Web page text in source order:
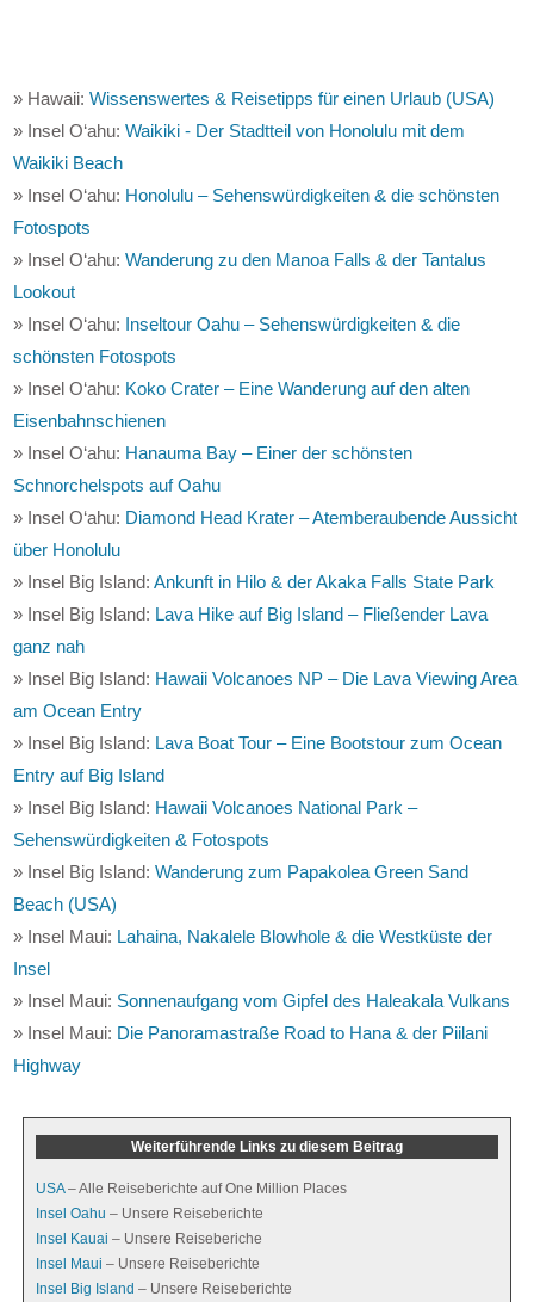
» Hawaii:Wissenswertes & Reisetipps für einen Urlaub (USA)
» Insel O‘ahu:Waikiki - Der Stadtteil von Honolulu mit dem
Waikiki Beach
» Insel O‘ahu: Honolulu – Sehenswürdigkeiten & die schönsten
Fotospots
» Insel O‘ahu:Wanderung zu den Manoa Falls & der Tantalus
Lookout
» Insel O‘ahu: Inseltour Oahu – Sehenswürdigkeiten & die
schönsten Fotospots
» Insel O‘ahu: Koko Crater – Eine Wanderung auf den alten
Eisenbahnschienen
» Insel O‘ahu: Hanauma Bay – Einer der schönsten
Schnorchelspots auf Oahu
» Insel O‘ahu: Diamond Head Krater – Atemberaubende Aussicht
über Honolulu
» Insel Big Island:Ankunft in Hilo & der Akaka Falls State Park
» Insel Big Island: Lava Hike auf Big Island – Fließender Lava
ganz nah
» Insel Big Island: Hawaii Volcanoes NP – Die Lava Viewing Area
am Ocean Entry
» Insel Big Island: Lava Boat Tour – Eine Bootstour zum Ocean
Entry auf Big Island
» Insel Big Island: Hawaii Volcanoes National Park –
Sehenswürdigkeiten & Fotospots
» Insel Big Island:Wanderung zum Papakolea Green Sand
Beach (USA)
» Insel Maui: Lahaina, Nakalele Blowhole & die Westküste der
Insel
» Insel Maui: Sonnenaufgang vom Gipfel des Haleakala Vulkans
» Insel Maui: Die Panoramastraße Road to Hana & der Piilani
Highway
Weiterführende Links zu diesem Beitrag
USA– Alle Reiseberichte auf One Million Places
Insel Oahu – Unsere Reiseberichte
Insel Kauai – Unsere Reiseberiche
Insel Maui – Unsere Reiseberichte
Insel Big Island – Unsere Reiseberichte